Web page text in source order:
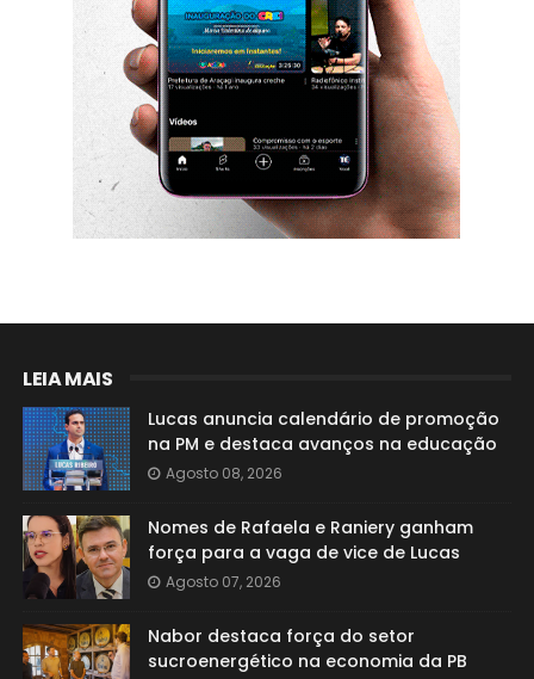
LEIA MAIS
Lucas anuncia calendário de promoção
na PM e destaca avanços na educação
Agosto 08, 2026
Nomes de Rafaela e Raniery ganham
força para a vaga de vice de Lucas
Agosto 07, 2026
Nabor destaca força do setor
sucroenergético na economia da PB